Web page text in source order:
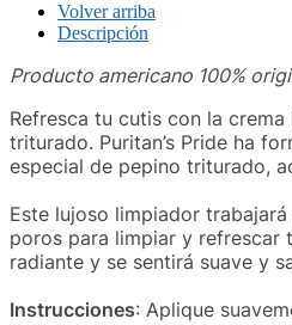
Volver arriba
Descripción
Producto americano 100%
Refresca tu cutis con la
triturado. Puritan’s Pride ha
especial de pepino triturado,
Este lujoso limpiador
poros para limpiar y refrescar
radiante y se sentirá suave y
Instrucciones: Aplique